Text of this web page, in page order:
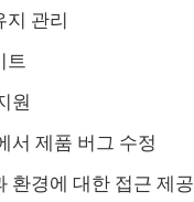
지 관리
트
원
서 제품 버그 수정
환경에 대한 접근 제공